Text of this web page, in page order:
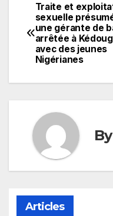
de
l’article
Traite et
sexuelle
une gérante de
arrêtée à
avec des jeunes
Nigérianes
By
Articles